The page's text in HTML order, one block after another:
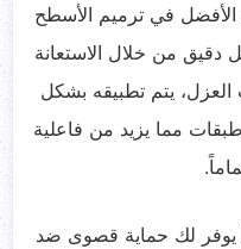
في ترميم الأسطح
دقيق من خلال الاستعانة
العزل، يتم تطبيقه بشكل
مما يزيد من فاعلية
يوفر لك حماية قصوى ضد